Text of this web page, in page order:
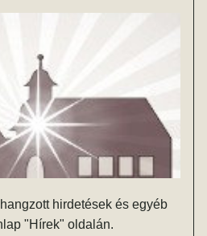
hirdetések és egyéb
"Hírek" oldalán.